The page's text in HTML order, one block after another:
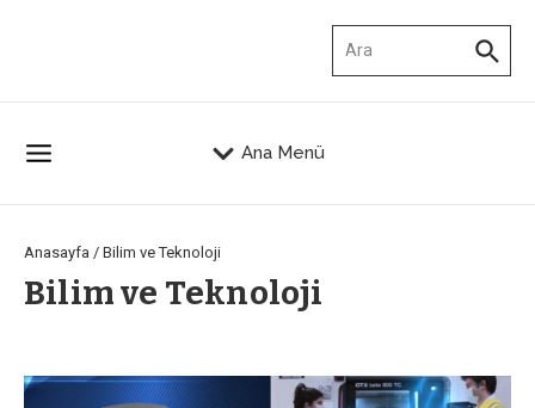
Ana Menü
Anasayfa / Bilim ve Teknoloji
Bilim ve Teknoloji